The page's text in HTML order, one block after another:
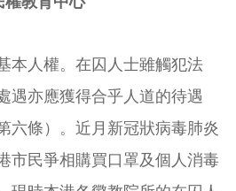
本人權。在囚人士雖觸犯法
遇亦應獲得合乎人道的待遇
六條）。近月新冠狀病毒肺炎
市民爭相購買口罩及個人消毒